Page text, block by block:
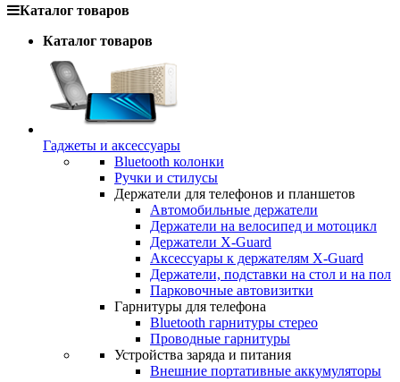
Каталог товаров
Каталог товаров
Гаджеты и аксессуары
Bluetooth колонки
Ручки и стилусы
Держатели для телефонов и планшетов
Автомобильные держатели
Держатели на велосипед и мотоцикл
Держатели X-Guard
Аксессуары к держателям X-Guard
Держатели, подставки на стол и на пол
Парковочные автовизитки
Гарнитуры для телефона
Bluetooth гарнитуры стерео
Проводные гарнитуры
Устройства заряда и питания
Внешние портативные аккумуляторы